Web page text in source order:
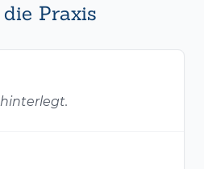
Praxis